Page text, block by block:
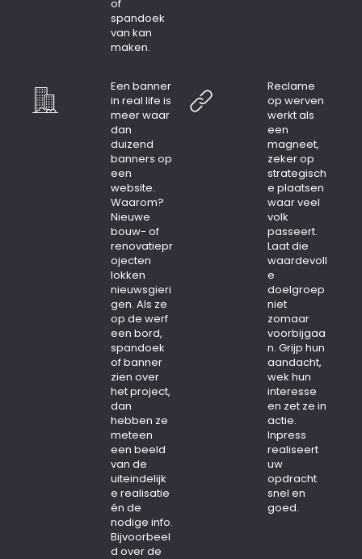
of
spandoek
van kan
maken.
Een banner
in real life is
meer waar
dan
duizend
banners op
een
website.
Waarom?
Nieuwe
bouw- of
renovatiepr
ojecten
lokken
nieuwsgieri
gen. Als ze
op de werf
een bord,
spandoek
of banner
zien over
het project,
dan
hebben ze
meteen
een beeld
van de
uiteindelijk
e realisatie
én de
nodige info.
Bijvoorbeel
d over de
Reclame
op werven
werkt als
een
magneet,
zeker op
strategisch
e plaatsen
waar veel
volk
passeert.
Laat die
waardevoll
e
doelgroep
niet
zomaar
voorbijgaa
n. Grijp hun
aandacht,
wek hun
interesse
en zet ze in
actie.
Inpress
realiseert
uw
opdracht
snel en
goed.